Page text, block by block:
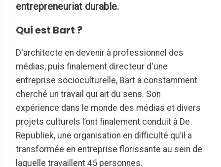
entrepreneuriat durable.
Qui est Bart ?
D'architecte en devenir à professionnel des
médias, puis finalement directeur d'une
entreprise socioculturelle, Bart a constamment
cherché un travail qui ait du sens. Son
expérience dans le monde des médias et divers
projets culturels l’ont finalement conduit à De
Republiek, une organisation en difficulté qu’il a
transformée en entreprise florissante au sein de
laquelle travaillent 45 personnes.